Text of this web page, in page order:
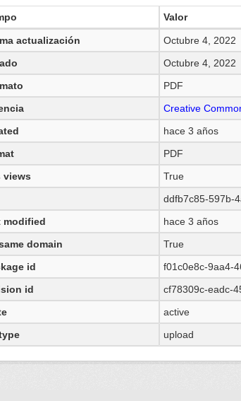
Valor
actualización
Octubre 4, 2022
Octubre 4, 2022
PDF
Creative
hace 3 años
PDF
views
True
ddfb7c85-597b-
modified
hace 3 años
domain
True
id
f01c0e8c-9aa4-
id
cf78309c-eadc-
active
upload